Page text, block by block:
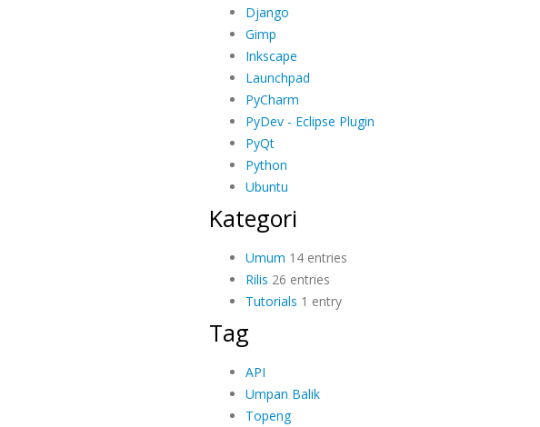
Django
Gimp
Inkscape
Launchpad
PyCharm
PyDev - Eclipse Plugin
PyQt
Python
Ubuntu
Kategori
Umum 14 entries
Rilis 26 entries
Tutorials 1 entry
Tag
API
Umpan Balik
Topeng